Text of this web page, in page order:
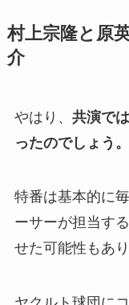
村上宗隆と原
介
やはり、 共演で
ったのでしょう。
特番は基本的に
ーサーが担当す
せた可能性もあり